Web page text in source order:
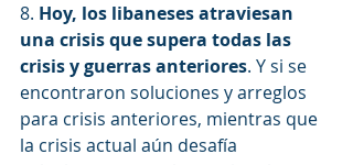
8. Hoy, los libaneses atraviesan
una crisis que supera todas las
crisis y guerras anteriores. Y si se
encontraron soluciones y arreglos
para crisis anteriores, mientras que
la crisis actual aún desafía